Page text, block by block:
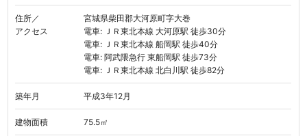
住所／
アクセス
宮城県柴田郡大河原町字大巻
電車: ＪＲ東北本線 大河原駅 徒歩30分
電車: ＪＲ東北本線 船岡駅 徒歩40分
電車: 阿武隈急行 東船岡駅 徒歩73分
電車: ＪＲ東北本線 北白川駅 徒歩82分
築年月 平成3年12月
建物面積 75.5㎡